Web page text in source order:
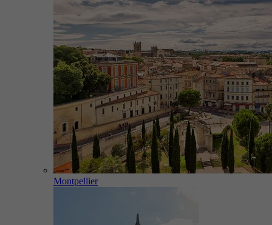
Montpellier